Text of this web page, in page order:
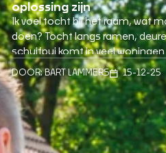
oplossing zijn
Ik voel tocht bij het raam, wat
doen? Tocht langs ramen,
schuifpui komt in veel
één hoofdreden: verouderde
niet meer goed afsluiten. Dat
vaak het sterkst in de koudere
Je voelt een koude stroming
randen, de temperatuur in huis
schommelt sneller […]
DOOR:BART LAMMERS 15-12-25